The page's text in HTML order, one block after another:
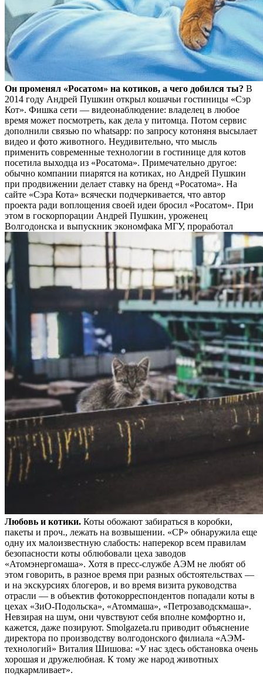
Он променял «Росатом» на котиков, а чего добился ты? В
2014 году Андрей Пушкин открыл кошачьи гостиницы «Сэр
Кот». Фишка сети — видеонаблюдение: владелец в любое
время может посмотреть, как дела у питомца. Потом сервис
дополнили связью по whatsapp: по запросу котоняня высылает
видео и фото животного. Неудивительно, что мысль
применить современные технологии в гостинице для котов
посетила выходца из «Росатома». Примечательно другое:
обычно компании пиарятся на котиках, но Андрей Пушкин
при продвижении делает ставку на бренд «Росатома». На
сайте «Сэра Кота» всячески подчеркивается, что автор
проекта ради воплощения своей идеи бросил «Росатом». При
этом в госкорпорации Андрей Пушкин, уроженец
Волгодонска и выпускник экономфака МГУ, проработал
Любовь и котики. Коты обожают забираться в коробки,
пакеты и проч., лежать на возвышении. «СР» обнаружила еще
одну их малоизвестную слабость: наперекор всем правилам
безопасности коты облюбовали цеха заводов
«Атомэнергомаша». Хотя в пресс-службе АЭМ не любят об
этом говорить, в разное время при разных обстоятельствах —
и на экскурсиях блогеров, и во время визита руководства
отрасли — в объектив фотокорреспондентов попадали коты в
цехах «ЗиО-Подольска», «Атоммаша», «Петрозаводскмаша».
Невзирая на шум, они чувствуют себя вполне комфортно и,
кажется, даже позируют. Smolgazeta.ru приводит объяснение
директора по производству волгодонского филиала «АЭМ-
технологий» Виталия Шишова: «У нас здесь обстановка очень
хорошая и дружелюбная. К тому же народ животных
подкармливает».